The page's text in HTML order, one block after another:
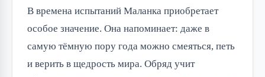
В времена испытаний Маланка приобретает
особое значение. Она напоминает: даже в
самую тёмную пору года можно смеяться, петь
и верить в щедрость мира. Обряд учит